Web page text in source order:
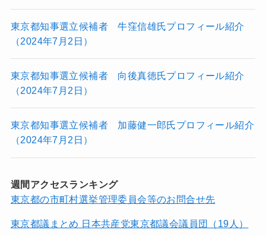
東京都知事選立候補者 牛窪信雄氏プロフィール紹介
（2024年7月2日）
東京都知事選立候補者 向後真徳氏プロフィール紹介
（2024年7月2日）
東京都知事選立候補者 加藤健一郎氏プロフィール紹介
（2024年7月2日）
週間アクセスランキング
東京都の市町村選挙管理委員会等のお問合せ先
東京都議まとめ 日本共産党東京都議会議員団（19人）